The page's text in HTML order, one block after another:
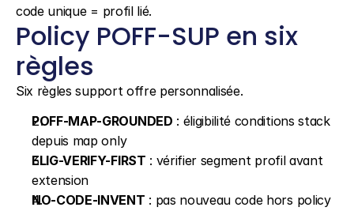
code unique = profil lié.
Policy POFF-SUP en six
règles
Six règles support offre personnalisée.
POFF-MAP-GROUNDED : éligibilité conditions stack
depuis map only
ELIG-VERIFY-FIRST : vérifier segment profil avant
extension
NO-CODE-INVENT : pas nouveau code hors policy